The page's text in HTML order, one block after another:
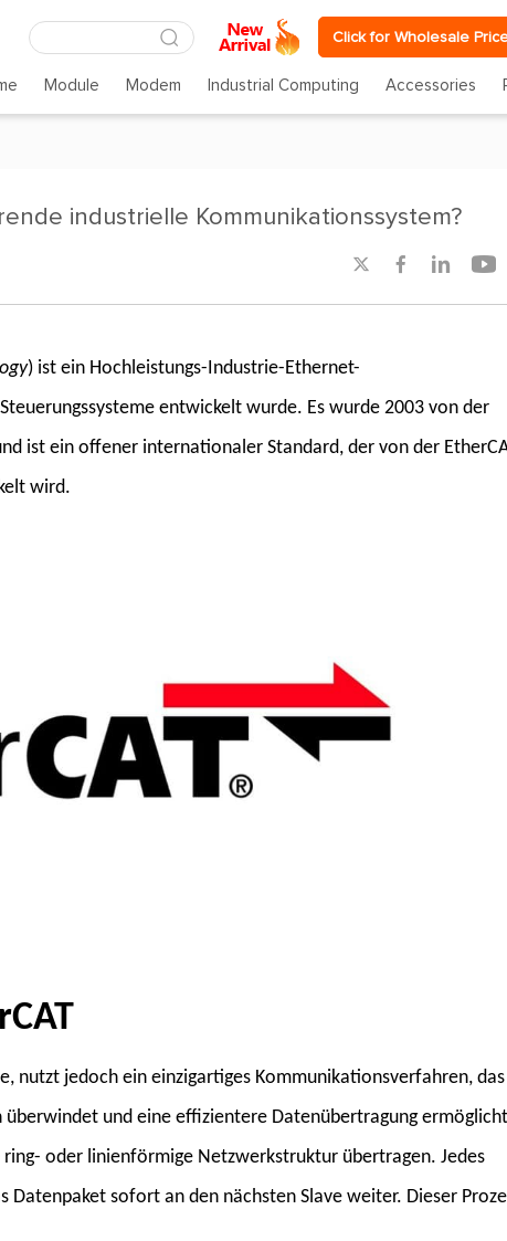
Click for Wholesale
Module Modem Industrial Computing Accessories
industrielle Kommunikationssystem?
   
) ist ein Hochleistungs-Industrie-Ethernet-
entwickelt wurde. Es wurde 2003 von der
ist ein offener internationaler Standard, der von der
wird.
nutzt jedoch ein einzigartiges Kommunikationsverfahren, das
überwindet und eine effizientere Datenübertragung
oder linienförmige Netzwerkstruktur übertragen. Jedes
sofort an den nächsten Slave weiter. Dieser